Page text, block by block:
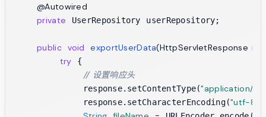
@Autowired
private UserRepository userRepository;
public void exportUserData(HttpServletResponse
try {
// 设置响应头
            response.setContentType(
"application/
            response.setCharacterEncoding(
"utf-8"